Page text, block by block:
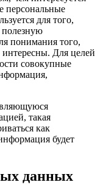
персональные
для того,
полезную
понимания того,
интересны. Для целей
совокупные
такая
как
будет
данных